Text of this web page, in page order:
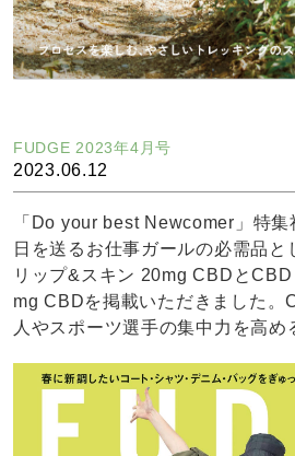
FUDGE 2023年4月号
2023.06.12
「Do your best Newcomer」特
日を送るお仕事ガールの必需品
リップ&スキン 20mg CBDと
mg CBDを掲載いただきました。
人やスポーツ選手の集中力を高め
た時、プレー中にCBDガムを嚙
パフォーマンスを維持することに
ます！